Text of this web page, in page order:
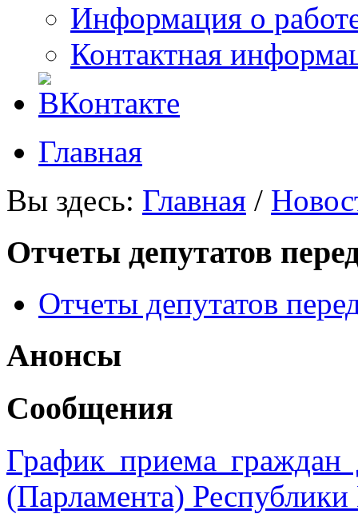
Информация о
Контактная
Главная
Вы здесь: Главная /
Отчеты депутатов
Отчеты депутатов
Анонсы
Сообщения
График приема граждан
(Парламента)